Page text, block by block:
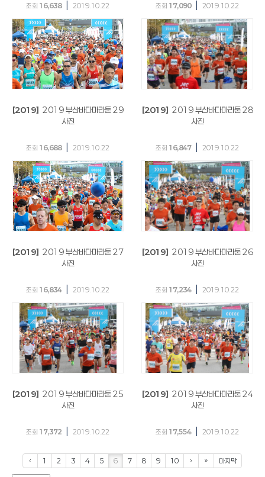
조회 16,638 2019.10.22 조회 17,090 2019.10.22
[2019] 2019 부산바다마라톤 29
사진
조회 16,688 2019.10.22
[2019] 2019 부산바다마라톤 28
사진
조회 16,847 2019.10.22
[2019] 2019 부산바다마라톤 27
사진
조회 16,834 2019.10.22
[2019] 2019 부산바다마라톤 26
사진
조회 17,234 2019.10.22
[2019] 2019 부산바다마라톤 25
사진
조회 17,372 2019.10.22
[2019] 2019 부산바다마라톤 24
사진
조회 17,554 2019.10.22
‹ 1 2 3 4 5 6 7 8 9 10 › » 마지막